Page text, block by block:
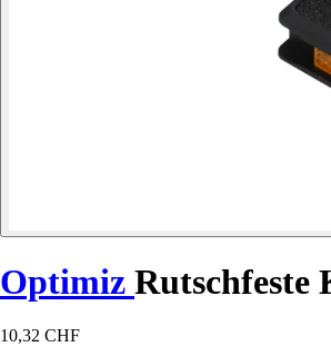
Optimiz Rutschfeste
10,32 CHF